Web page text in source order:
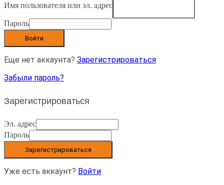
Имя пользователя или эл. адрес
Пароль
Войти
Еще нет аккаунта? Зарегистрироваться
Забыли пароль?
Зарегистрироваться
Эл. адрес
Пароль
Зарегистрироваться
Уже есть аккаунт? Войти